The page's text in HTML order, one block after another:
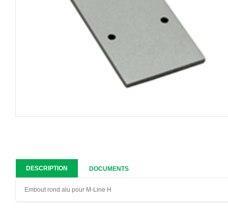
DESCRIPTION DOCUMENTS
Embout rond alu pour M-Line H